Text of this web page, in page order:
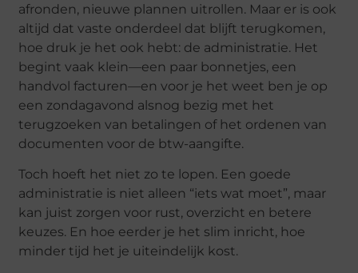
afronden, nieuwe plannen uitrollen. Maar er is ook
altijd dat vaste onderdeel dat blijft terugkomen,
hoe druk je het ook hebt: de administratie. Het
begint vaak klein—een paar bonnetjes, een
handvol facturen—en voor je het weet ben je op
een zondagavond alsnog bezig met het
terugzoeken van betalingen of het ordenen van
documenten voor de btw-aangifte.
Toch hoeft het niet zo te lopen. Een goede
administratie is niet alleen “iets wat moet”, maar
kan juist zorgen voor rust, overzicht en betere
keuzes. En hoe eerder je het slim inricht, hoe
minder tijd het je uiteindelijk kost.